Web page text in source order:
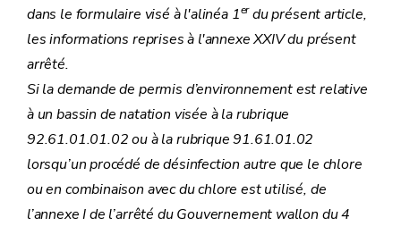
dans le formulaire visé à l'alinéa 1erdu présent article,
les informations reprises à l'annexe XXIVdu présent
arrêté.
Si la demande de permis d’environnement est relative
à un bassin de natation visée à la rubrique
92.61.01.01.02 ou à la rubrique 91.61.01.02
lorsqu’un procédé de désinfection autre que le chlore
ou en combinaison avec du chlore est utilisé, de
l’annexe Ide l’arrêté du Gouvernement wallon du 4